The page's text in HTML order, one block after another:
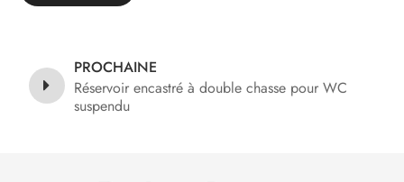
PROCHAINE
Réservoir encastré à double chasse pour WC
suspendu